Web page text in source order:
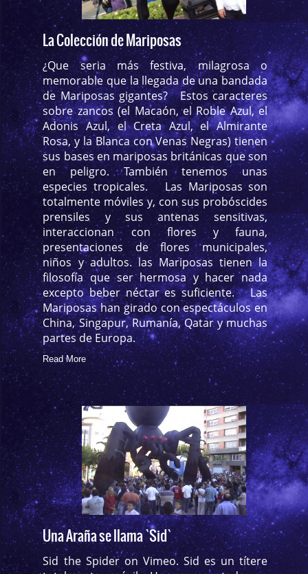
La Colección de Mariposas
¿Que seria más festiva, milagrosa o
memorable que la llegada de una bandada
de Mariposas gigantes? Estos caracteres
sobre zancos (el Macaón, el Roble Azul, el
Adonis Azul, el Creta Azul, el Almirante
Rosa, y la Blanca con Venas Negras) tienen
sus bases en mariposas británicas que son
en peligro. También tenemos unas
especies tropicales. Las Mariposas son
totalmente móviles y, con sus probóscides
prensiles y sus antenas sensitivas,
interaccionan con flores y fauna,
presentaciones de flores municipales,
niños y adultos. las Mariposas tienen la
filosofía que ser hermosa y hacer nada
excepto beber néctar es suficiente. Las
Mariposas han girado con espectáculos en
China, Singapur, Rumanía, Qatar y muchas
partes de Europa.
Read More
Una Araña se llama `Sid`
Sid the Spider on Vimeo. Sid es un títere